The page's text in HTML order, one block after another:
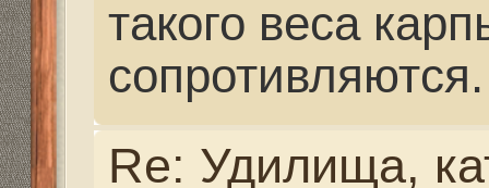
Нашел статью,
взгляд) ответ на
крупный сазан на
морских обитателях,